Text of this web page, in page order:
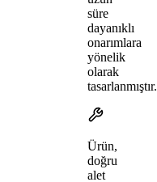
süre
dayanıklı
onarımlara
yönelik
olarak
tasarlanmıştır.
Ürün,
doğru
alet